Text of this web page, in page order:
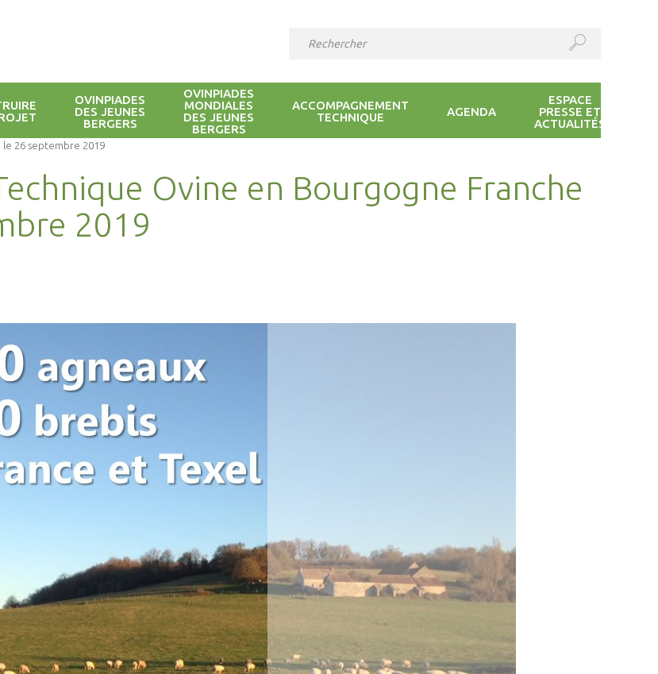
OVINPIADES
DES JEUNES
BERGERS
OVINPIADES
MONDIALES
DES JEUNES
BERGERS
ACCOMPAGNEMENT
TECHNIQUE
AGENDA
ESPACE
PRESSE ET
ACTUALITÉS
le 26 septembre 2019
Ovine en Bourgogne Franche
2019